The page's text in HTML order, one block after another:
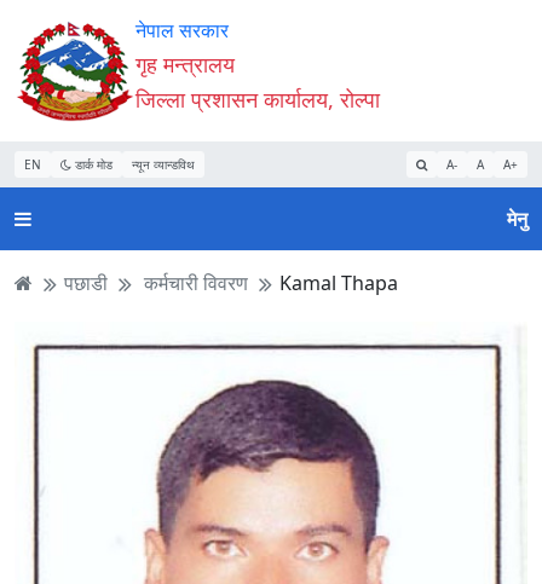
Accessibility
Mode
सुरु
गर्नुहोस्
सामाग्री
पढ्नुहाेस्
नेभिगेसन
पढ्नुहाेस्
वेबसाइट
खोजमा
जानुहोस्
नेपाल सरकार
गृह मन्त्रालय
जिल्ला प्रशासन कार्यालय, रोल्पा
EN डार्क मोड न्यून व्यान्डविथ A- A A+
मेनु
पछाडी कर्मचारी विवरण Kamal Thapa